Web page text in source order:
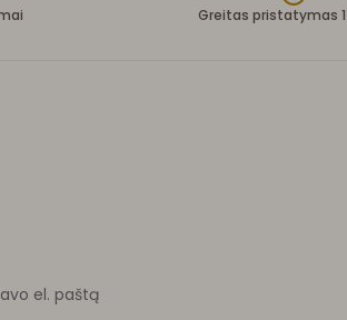
Greitas pristatymas
el. paštą